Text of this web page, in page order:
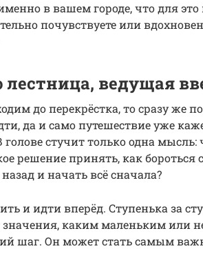
в вашем городе, что для это
почувствуете или
ведущая
до перекрёстка, то сразу же
да и само путешествие уже
стучит только одна мысль:
решение принять, как
и начать всё сначала?
и идти вперёд. Ступенька за
каким маленьким или
шаг. Он может стать самым